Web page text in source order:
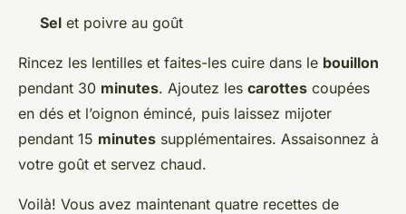
Sel et poivre au goût
Rincez les lentilles et faites-les cuire dans le bouillon
pendant 30 minutes. Ajoutez les carottes coupées
en dés et l’oignon émincé, puis laissez mijoter
pendant 15 minutes supplémentaires. Assaisonnez à
votre goût et servez chaud.
Voilà! Vous avez maintenant quatre recettes de